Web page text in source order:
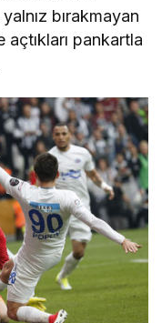
bırakmayan
açtıkları pankartla